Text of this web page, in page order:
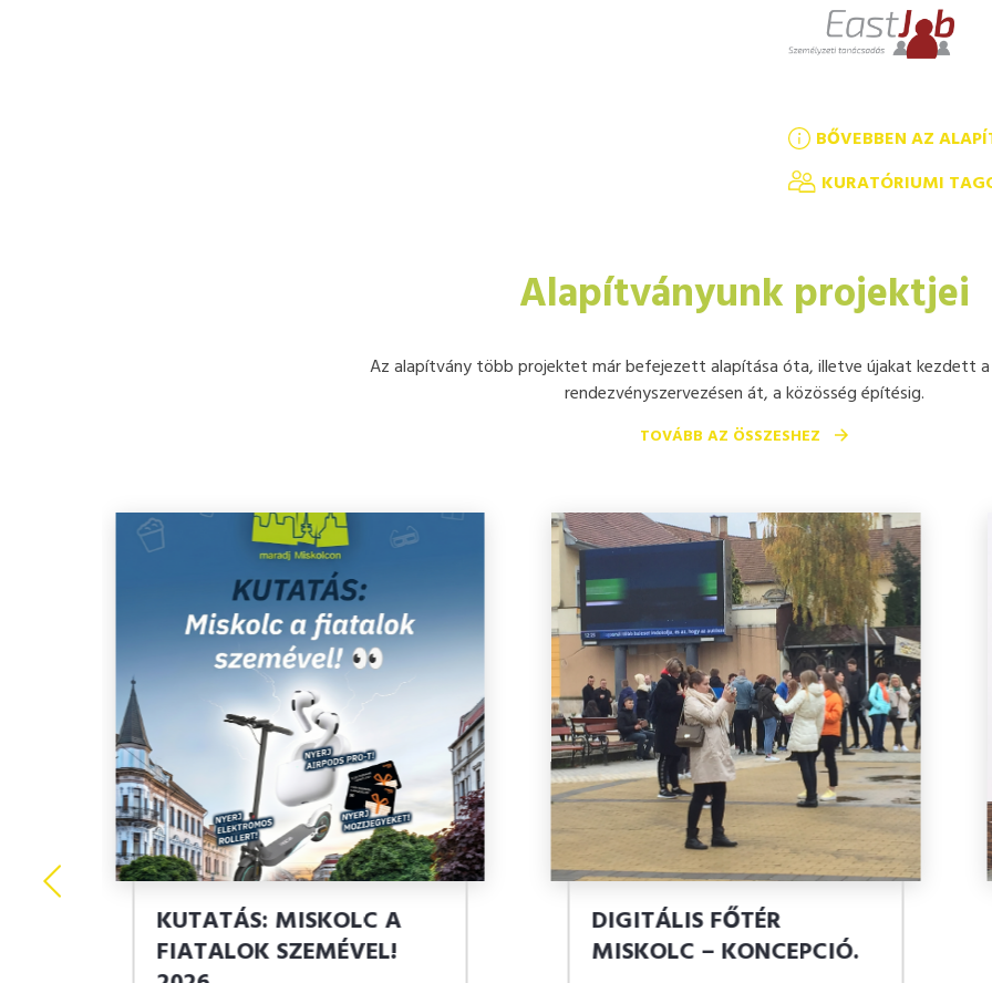
BŐVEBBEN AZ
KURATÓRIUMI
Alapítványunk projektjei
Az alapítvány több projektet már befejezett alapítása óta, illetve újakat kezdett a
rendezvényszervezésen át, a közösség építésig.
TOVÁBB AZ ÖSSZESHEZ
DIGITÁLIS FŐTÉR
MISKOLC – KONCEPCIÓ.
MINŐSÉGI KÖRNYEZET-
MINŐSÉGI OKTATÁS.